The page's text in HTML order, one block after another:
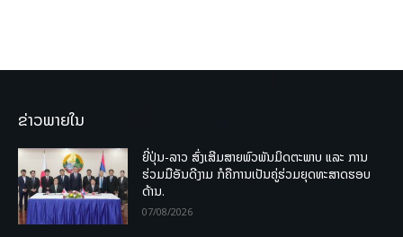
ຂ່າວພາຍໃນ
ຍີ່ປຸ່ນ-ລາວ ສົ່ງເສີມສາຍພົວພັນມິດຕະພາບ ແລະ ການ
ຮ່ວມມືອັນດີງາມ ກໍຄືການເປັນຄູ່ຮ່ວມຍຸດທະສາດຮອບ
ດ້ານ.
07/08/2026